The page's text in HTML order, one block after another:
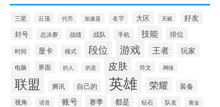
三星 云顶 代币 加速器 名字 大区 天赋 好友
封号 总决赛 战绩 战队 手机 技能 排位
时间 显卡 模式 段位 游戏 王者 玩家
电脑 界面 的人 的是 皮肤 符文 网络
联盟 腾讯 自己的 英雄 荣耀 装备
视角 语音 账号 赛季 都是 钻石 队友 黄金